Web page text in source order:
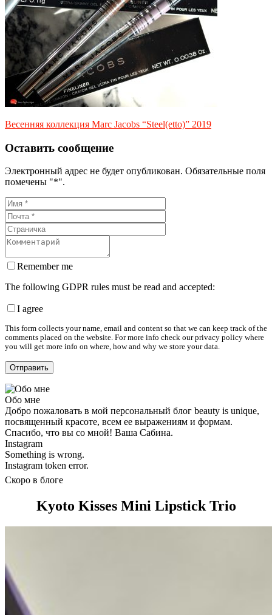
Весенняя коллекция Marc Jacobs “Steel(etto)” 2019
Оставить сообщение
Электронный адрес не будет опубликован. Обязательные поля
помечены "*".
Remember me
The following GDPR rules must be read and accepted:
I agree
This form collects your name, email and content so that we can keep track of the
comments placed on the website. For more info check our privacy policy where
you will get more info on where, how and why we store your data.
Обо мне
Добро пожаловать в мой персональный блог beauty is unique,
посвященный красоте, всем ее выражениям и формам.
Спасибо, что вы со мной! Ваша Сабина.
Instagram
Something is wrong.
Instagram token error.
Скоро в блоге
Kyoto Kisses Mini Lipstick Trio